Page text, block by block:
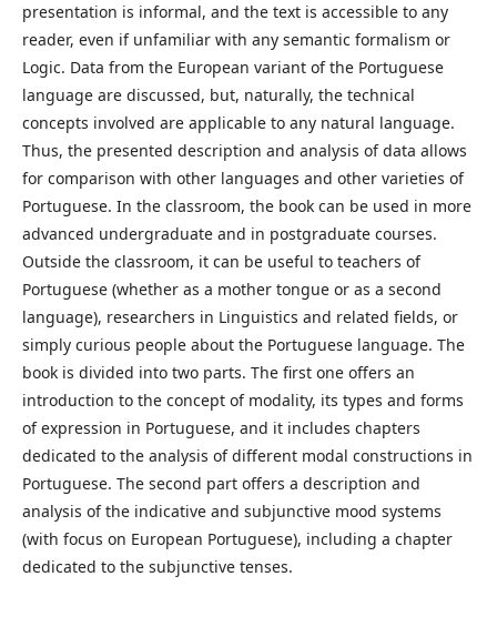
presentation is informal, and the text is accessible to any
reader, even if unfamiliar with any semantic formalism or
Logic. Data from the European variant of the Portuguese
language are discussed, but, naturally, the technical
concepts involved are applicable to any natural language.
Thus, the presented description and analysis of data allows
for comparison with other languages ​​and other varieties of
Portuguese. In the classroom, the book can be used in more
advanced undergraduate and in postgraduate courses.
Outside the classroom, it can be useful to teachers of
Portuguese (whether as a mother tongue or as a second
language), researchers in Linguistics and related fields, or
simply curious people about the Portuguese language. The
book is divided into two parts. The first one offers an
introduction to the concept of modality, its types and forms
of expression in Portuguese, and it includes chapters
dedicated to the analysis of different modal constructions in
Portuguese. The second part offers a description and
analysis of the indicative and subjunctive mood systems
(with focus on European Portuguese), including a chapter
dedicated to the subjunctive tenses.